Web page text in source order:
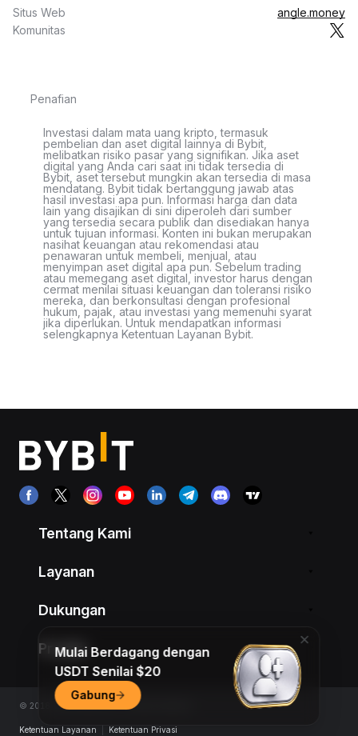
Situs Web
angle.money
Komunitas
Penafian
Investasi dalam mata uang kripto, termasuk
pembelian dan aset digital lainnya di Bybit,
melibatkan risiko pasar yang signifikan. Jika aset
digital yang Anda cari saat ini tidak tersedia di
Bybit, aset tersebut mungkin akan tersedia di masa
mendatang. Bybit tidak bertanggung jawab atas
hasil investasi apa pun. Informasi harga dan data
lain yang disajikan di sini diperoleh dari sumber
yang tersedia secara publik dan disediakan hanya
untuk tujuan informasi. Konten ini bukan merupakan
nasihat keuangan atau rekomendasi atau
penawaran untuk membeli, menjual, atau
menyimpan aset digital apa pun. Sebelum trading
atau memegang aset digital, investor harus dengan
cermat menilai situasi keuangan dan toleransi risiko
mereka, dan berkonsultasi dengan profesional
hukum, pajak, atau investasi yang memenuhi syarat
jika diperlukan. Untuk mendapatkan informasi
selengkapnya Ketentuan Layanan Bybit.
Tentang Kami
Layanan
Dukungan
Produk
© 2018-2026 Bybit.com. All rights reserved.
Ketentuan Layanan Ketentuan Privasi
Mulai Berdagang dengan
USDT Senilai $20
Gabung